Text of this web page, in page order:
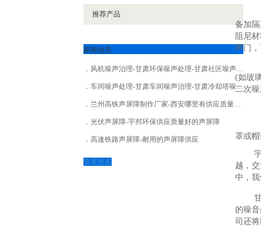
备加
阻尼
声门，
(如玻
二次噪
罩或帽
越，
中，
的噪
司还
推荐产品
新闻动态
风机噪声治理-甘肃环保噪声处理-甘肃社区噪声处理
车间噪声处理-甘肃车间噪声治理-甘肃冷却塔噪声治理
兰州高铁声屏障制作厂家-西安哪里有供应质量好的声屏障
光伏声屏障-宇邦环保供应质量好的声屏障
高速铁路声屏障-耐用的声屏障供应
查看更多